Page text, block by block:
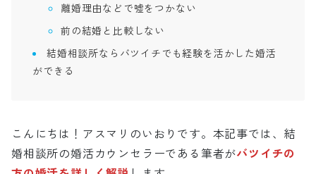
離婚理由などで嘘をつかない
前の結婚と比較しない
結婚相談所ならバツイチでも経験を活かした婚活
ができる
こんにちは！アスマリのいおりです。本記事では、結
婚相談所の婚活カウンセラーである筆者がバツイチの